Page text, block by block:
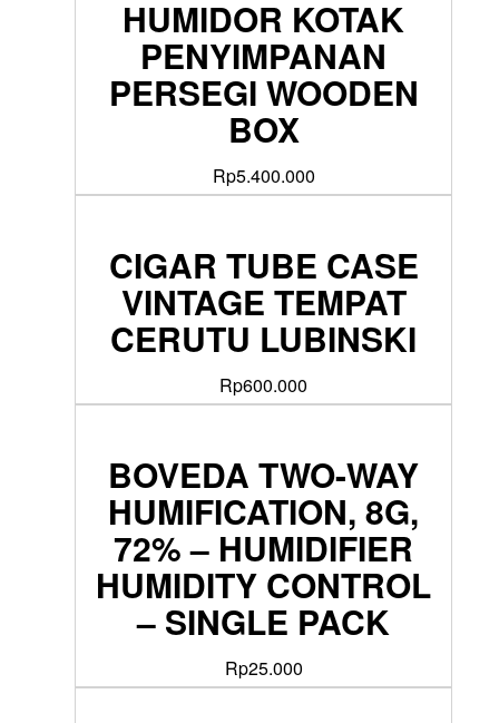
HUMIDOR KOTAK
PENYIMPANAN
PERSEGI WOODEN
BOX
Rp5.400.000
CIGAR TUBE CASE
VINTAGE TEMPAT
CERUTU LUBINSKI
Rp600.000
BOVEDA TWO-WAY
HUMIFICATION, 8G,
72% – HUMIDIFIER
HUMIDITY CONTROL
– SINGLE PACK
Rp25.000